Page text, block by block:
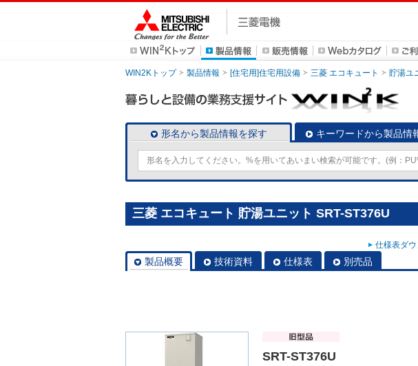
WIN2Kトップ 製品情報 [住宅用]住宅用設備 三菱 エコキュート 貯湯ユ
形名から製品情報を探す キーワードから製品情
三菱 エコキュート 貯湯ユニット SRT-ST376U
仕様表ダ
製品概要 技術資料 仕様表 別売品
SRT-ST376U